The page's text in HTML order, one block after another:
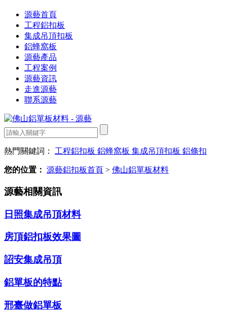
源藝首頁
工程鋁扣板
集成吊頂扣板
鋁蜂窩板
源藝產品
工程案例
源藝資訊
走進源藝
聯系源藝
熱門關鍵詞： 工程鋁扣板 鋁蜂窩板 集成吊頂扣板 鋁條扣
您的位置： 源藝鋁扣板首頁 > 佛山鋁單板材料
源藝相關資訊
日照集成吊頂材料
房頂鋁扣板效果圖
詔安集成吊頂
鋁單板的特點
邢臺做鋁單板